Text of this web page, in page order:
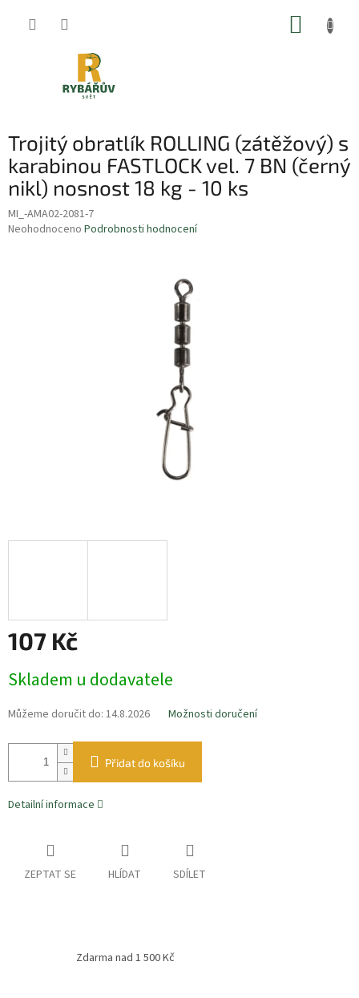
Trojitý obratlík ROLLING (zátěžový) s
karabinou FASTLOCK vel. 7 BN (černý
nikl) nosnost 18 kg - 10 ks
MI_-AMA02-2081-7
Průměrné
Neohodnoceno Podrobnosti hodnocení
107 Kč
cena:
Skladem u dodavatele
Můžeme doručit do: 14.8.2026 Možnosti doručení
Přidat do košíku
Detailní informace
ZEPTAT SE HLÍDAT SDÍLET
Zdarma nad 1 500 Kč